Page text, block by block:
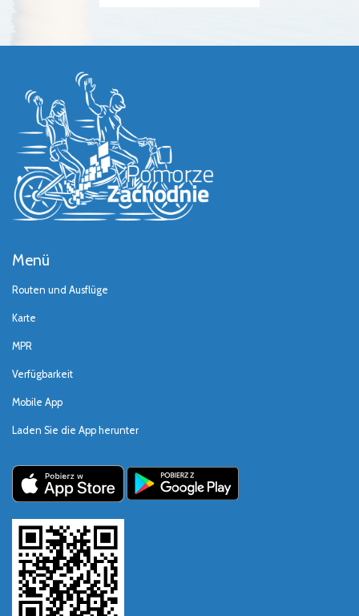
Menü
Routen und Ausflüge
Karte
MPR
Verfügbarkeit
Mobile App
Laden Sie die App herunter